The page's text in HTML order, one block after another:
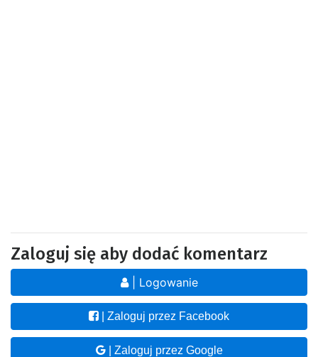
Zaloguj się aby dodać komentarz
| Logowanie
| Zaloguj przez Facebook
| Zaloguj przez Google